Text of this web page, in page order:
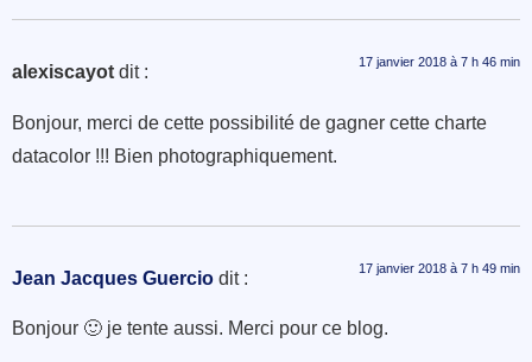
alexiscayot dit : 17 janvier 2018 à 7 h 46 min
Bonjour, merci de cette possibilité de gagner cette charte
datacolor !!! Bien photographiquement.
Jean Jacques Guercio dit : 17 janvier 2018 à 7 h 49 min
Bonjour 🙂 je tente aussi. Merci pour ce blog.